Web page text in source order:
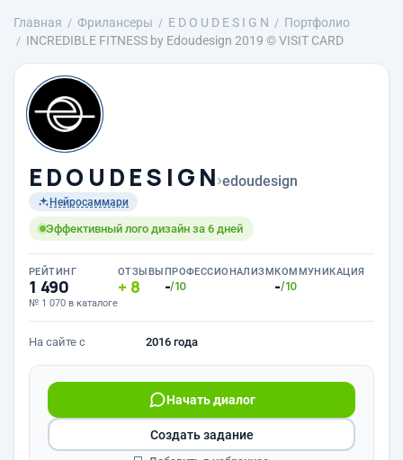
Главная Фрилансеры E D O U D E S I G N
Портфолио
INCREDIBLE FITNESS by Edoudesign 2019 © VISIT CARD
E D O U D E S I G N›edoudesign
Нейросаммари
Эффективный лого дизайн за 6 дней
РЕЙТИНГ
1 490
№ 1 070 в каталоге
ОТЗЫВЫ
8
ПРОФЕССИОНАЛИЗМ
-/10
КОММУНИКАЦИЯ
-/10
На сайте с 2016 года
Начать диалог
Создать задание